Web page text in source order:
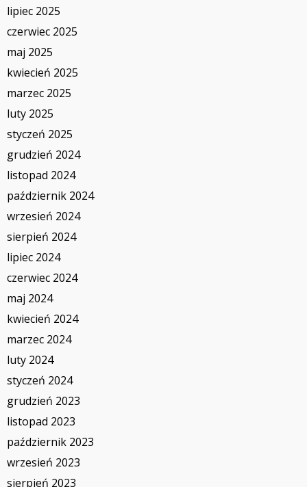
lipiec 2025
czerwiec 2025
maj 2025
kwiecień 2025
marzec 2025
luty 2025
styczeń 2025
grudzień 2024
listopad 2024
październik 2024
wrzesień 2024
sierpień 2024
lipiec 2024
czerwiec 2024
maj 2024
kwiecień 2024
marzec 2024
luty 2024
styczeń 2024
grudzień 2023
listopad 2023
październik 2023
wrzesień 2023
sierpień 2023